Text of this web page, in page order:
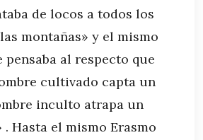
de locos a todos los
montañas» y el mismo
pensaba al respecto que
cultivado capta un
inculto atrapa un
Hasta el mismo Erasmo